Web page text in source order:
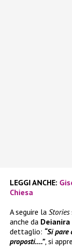
LEGGI ANCHE:
Chiesa
A seguire la Stories
anche da Deianira
dettaglio: “Si pare
proposti….”, si